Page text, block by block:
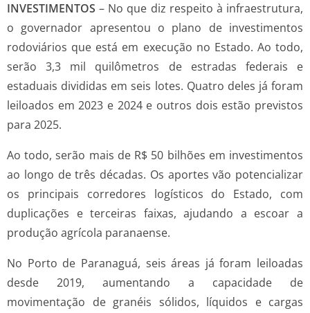
INVESTIMENTOS – No que diz respeito à infraestrutura,
o governador apresentou o plano de investimentos
rodoviários que está em execução no Estado. Ao todo,
serão 3,3 mil quilômetros de estradas federais e
estaduais divididas em seis lotes. Quatro deles já foram
leiloados em 2023 e 2024 e outros dois estão previstos
para 2025.
Ao todo, serão mais de R$ 50 bilhões em investimentos
ao longo de três décadas. Os aportes vão potencializar
os principais corredores logísticos do Estado, com
duplicações e terceiras faixas, ajudando a escoar a
produção agrícola paranaense.
No Porto de Paranaguá, seis áreas já foram leiloadas
desde 2019, aumentando a capacidade de
movimentação de granéis sólidos, líquidos e cargas